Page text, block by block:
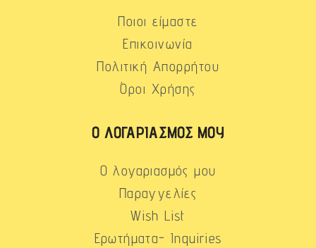
Ποιοι είμαστε
Επικοινωνία
Πολιτική Απορρήτου
Όροι Χρήσης
Ο ΛΟΓΑΡΙΑΣΜΌΣ ΜΟΥ
Ο λογαριασμός μου
Παραγγελίες
Wish List
Ερωτήματα- Inquiries